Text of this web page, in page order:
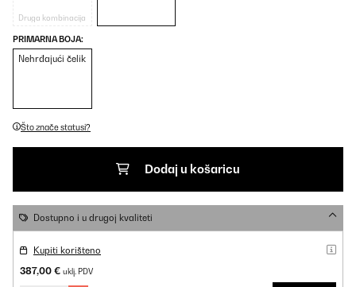
Druga kombinacija
PRIMARNA BOJA:
Nehrđajući čelik
Što znače statusi?
Dodaj u košaricu
Dostupno i u drugoj kvaliteti
Kupiti korišteno
387,00 € uklj. PDV